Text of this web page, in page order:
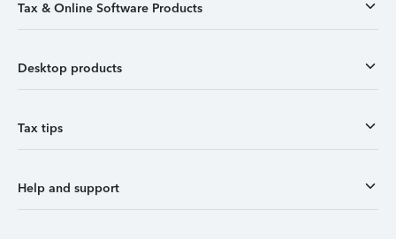
Tax & Online Software Products
Desktop products
Tax tips
Help and support